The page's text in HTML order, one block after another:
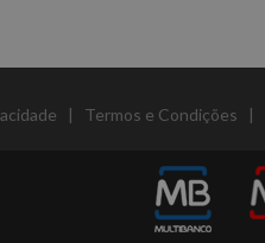
| Termos e Condições |